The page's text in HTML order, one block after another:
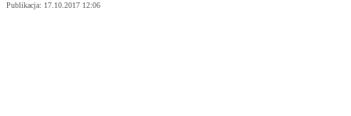
Publikacja: 17.10.2017 12:06